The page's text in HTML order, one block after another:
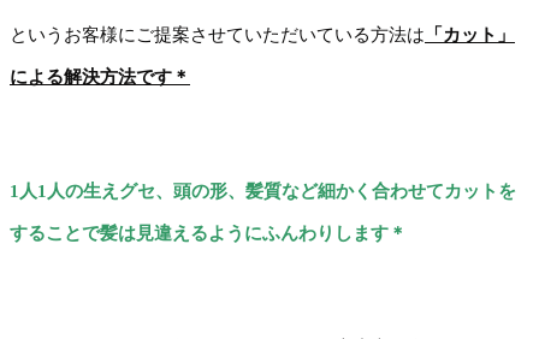
というお客様にご提案させていただいている方法は 「カット」
による解決方法です＊
1人1人の生えグセ、頭の形、髪質など細かく合わせてカットを
することで髪は見違えるようにふんわりします＊